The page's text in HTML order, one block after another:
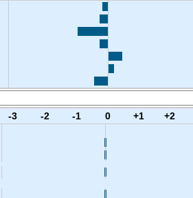
-3 -2 -1 0 +1 +2